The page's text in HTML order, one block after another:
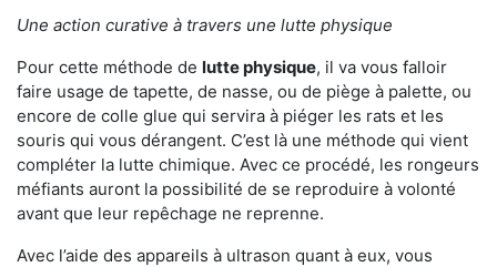
Une action curative à travers une lutte physique
Pour cette méthode de lutte physique, il va vous falloir
faire usage de tapette, de nasse, ou de piège à palette, ou
encore de colle glue qui servira à piéger les rats et les
souris qui vous dérangent. C’est là une méthode qui vient
compléter la lutte chimique. Avec ce procédé, les rongeurs
méfiants auront la possibilité de se reproduire à volonté
avant que leur repêchage ne reprenne.
Avec l’aide des appareils à ultrason quant à eux, vous